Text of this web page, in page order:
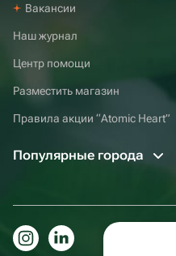
Вакансии
Наш журнал
Центр помощи
Разместить магазин
Правила акции “Atomic Heart”
Популярные города